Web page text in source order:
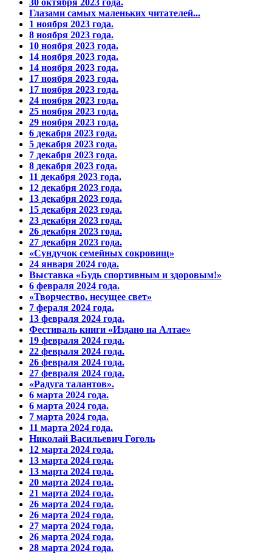
Глазами самых маленьких читателей...
1 ноября 2023 года.
8 ноября 2023 года.
10 ноября 2023 года.
14 ноября 2023 года.
14 ноября 2023 года.
17 ноября 2023 года.
17 ноября 2023 года.
24 ноября 2023 года.
25 ноября 2023 года.
29 ноября 2023 года.
6 декабря 2023 года.
5 декабря 2023 года.
7 декабря 2023 года.
8 декабря 2023 года.
11 декабря 2023 года.
12 декабря 2023 года.
13 декабря 2023 года.
15 декабря 2023 года.
23 декабря 2023 года.
26 декабря 2023 года.
27 декабря 2023 года.
«Сундучок семейных сокровищ»
24 января 2024 года.
Выставка «Будь спортивным и здоровым!»
6 февраля 2024 года.
«Творчество, несущее свет»
7 фераля 2024 года.
13 февраля 2024 года.
Фестиваль книги «Издано на Алтае»
19 февраля 2024 года.
22 февраля 2024 года.
26 февраля 2024 года.
27 февраля 2024 года.
«Радуга талантов».
6 марта 2024 года.
6 марта 2024 года.
7 марта 2024 года.
11 марта 2024 года.
Николай Васильевич Гоголь
12 марта 2024 года.
13 марта 2024 года.
13 марта 2024 года.
20 марта 2024 года.
21 марта 2024 года.
26 марта 2024 года.
26 марта 2024 года.
27 марта 2024 года.
26 марта 2024 года.
28 марта 2024 года.